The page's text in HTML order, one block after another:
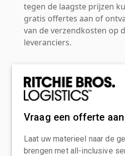
tegen de laagste prijzen
gratis offertes aan of
van de verzendkosten op
leveranciers.
Vraag een offerte aan
Laat uw materieel naar de
brengen met all-inclusive